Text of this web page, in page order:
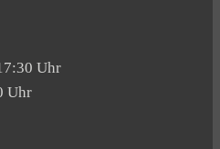
Uhr
Uhr